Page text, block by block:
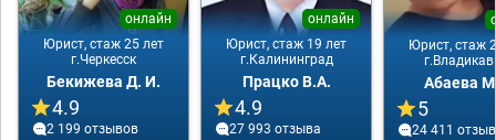
Юрист, стаж 25 лет
онлайн
г.Черкесск
Бекижева Д. И.
4.9
2 199 отзывов
Юрист, стаж 19 лет
онлайн
г.Калининград
Працко В.А.
4.9
27 993 отзывa
Юрист, стаж
Абаева
5
24 411